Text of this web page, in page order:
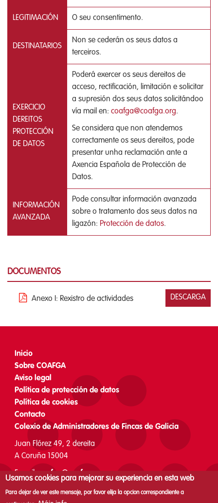
LEGITIMACIÓN O seu consentimento.
DESTINATARIOS
Non se cederán os seus datos a
terceiros.
EXERCICIO
DEREITOS
PROTECCIÓN
DE DATOS
Poderá exercer os seus dereitos de
acceso, rectificación, limitación e solicitar
a supresión dos seus datos solicitándoo
vía mail en: coafga@coafga.org.
Se considera que non atendemos
correctamente os seus dereitos, pode
presentar unha reclamación ante a
Axencia Española de Protección de
Datos.
INFORMACIÓN
AVANZADA
Pode consultar información avanzada
sobre o tratamento dos seus datos na
ligazón: Protección de datos.
DOCUMENTOS
Anexo I: Rexistro de actividades DESCARGA
Footer
menu
Inicio
Sobre COAFGA
Aviso legal
Política de protección de datos
Política de cookies
Contacto
Colexio de Administradores de Fincas de Galicia
Juan Flórez 49, 2 dereita
A Coruña 15004
E-mail:
coafga@coafga.org
Usamos cookies para mejorar su experiencia en esta web
Para dejar de ver este mensaje, por favor elija la opcion correspondiente a